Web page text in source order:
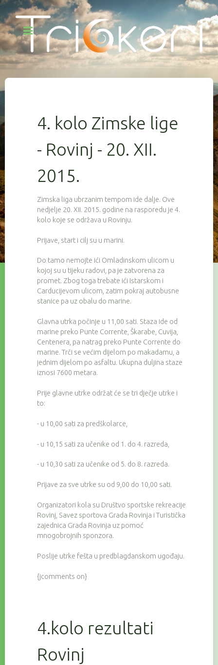
4. kolo Zimske lige
- Rovinj - 20. XII.
2015.
Zimska liga ubrzanim tempom ide dalje. Ove
nedjelje 20. XII. 2015. godine na rasporedu je 4.
kolo koje se održava u Rovinju.
Prijave, start i cilj su u marini.
Do tamo nemojte ići Omladinskom ulicom u
kojoj su u tijeku radovi, pa je zatvorena za
promet. Zbog toga trebate ići Istarskom i
Carducijevom ulicom, zatim pokraj autobusne
stanice pa uz obalu do marine.
Glavna utrka počinje u 11,00 sati. Staza ide od
marine preko Punte Corrente, Škarabe, Cuvija,
Centenera, pa natrag preko Punte Corrente do
marine. Trči se većim dijelom po makadamu, a
jednim dijelom po asfaltu. Ukupna duljina staze
iznosi 7600 metara.
Prije glavne utrke održat će se tri dječje utrke i
to:
- u 10,00 sati za predškolarce,
- u 10,15 sati za učenike od 1. do 4. razreda,
- u 10,30 sati za učenike od 5. do 8. razreda.
Prijave za sve utrke su od 9,00 do 10,00 sati.
Organizatori kola su Društvo sportske rekreacije
Rovinj, Savez sportova Grada Rovinja i Turistička
zajednica Grada Rovinja uz pomoć
mnogobrojnih sponzora.
Poslije utrke fešta u predblagdanskom ugođaju.
{jcomments on}
4.kolo rezultati
Rovinj